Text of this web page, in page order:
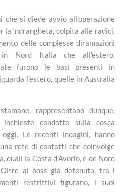
che si diede avvio all’operazione
la ‘ndrangheta, colpita alle radici,
delle complesse diramazioni
in Nord Italia che all’estero.
furono le basi presenti in
l’estero, quelle in Australia
rappresentano dunque,
inchieste condotte sulla cosca
Le recenti indagini, hanno
rete di contatti che coinvolge
quali la Costa d’Avorio, e de Nord
Oltre al boss già detenuto, tra i
restrittivi figurano, i suoi